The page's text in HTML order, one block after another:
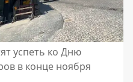
успеть ко Дню
в конце ноября